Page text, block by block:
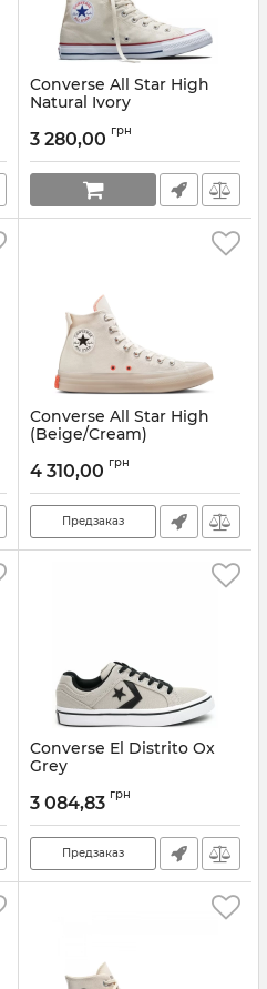
Converse All Star High
Natural Ivory
3 280,00 грн
Converse All Star High
(Beige/Cream)
4 310,00 грн
Предзаказ
Converse El Distrito Ox
Grey
3 084,83 грн
Предзаказ